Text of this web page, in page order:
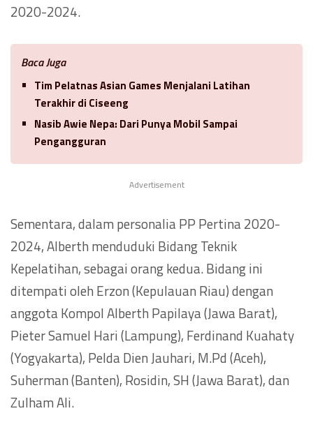
2020-2024.
Baca Juga
Tim Pelatnas Asian Games Menjalani Latihan
Terakhir di Ciseeng
Nasib Awie Nepa: Dari Punya Mobil Sampai
Pengangguran
Advertisement
Sementara, dalam personalia PP Pertina 2020-
2024, Alberth menduduki Bidang Teknik
Kepelatihan, sebagai orang kedua. Bidang ini
ditempati oleh Erzon (Kepulauan Riau) dengan
anggota Kompol Alberth Papilaya (Jawa Barat),
Pieter Samuel Hari (Lampung), Ferdinand Kuahaty
(Yogyakarta), Pelda Dien Jauhari, M.Pd (Aceh),
Suherman (Banten), Rosidin, SH (Jawa Barat), dan
Zulham Ali.